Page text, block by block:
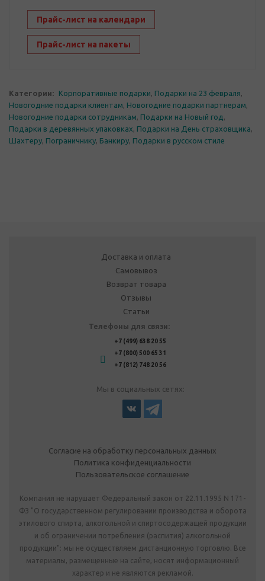
Прайс-лист на календари
Прайс-лист на пакеты
Категории: Корпоративные подарки, Подарки на 23 февраля,
Новогодние подарки клиентам, Новогодние подарки партнерам,
Новогодние подарки сотрудникам, Подарки на Новый год ,
Подарки в деревянных упаковках, Подарки на День страховщика,
Шахтеру, Пограничнику, Банкиру, Подарки в русском стиле
Доставка и оплата
Самовывоз
Возврат товара
Отзывы
Статьи
Телефоны для связи:
+7 (499) 638 20 55
+7 (800) 500 65 31
+7 (812) 748 20 56
Мы в социальных сетях:
Согласие на обработку персональных данных
Политика конфиденциальности
Пользовательское соглашение
Компания не нарушает Федеральный закон от 22.11.1995 N 171-
ФЗ "О государственном регулировании производства и оборота
этилового спирта, алкогольной и спиртосодержащей продукции
и об ограничении потребления (распития) алкогольной
продукции": мы не осуществляем дистанционную торговлю. Все
материалы, размещенные на сайте, носят информационный
характер и не являются рекламой.